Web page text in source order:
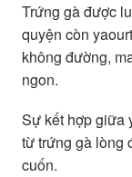
Trứng gà được
quyện còn
không đường,
ngon.
Sự kết hợp giữa
từ trứng gà lòng
cuốn.